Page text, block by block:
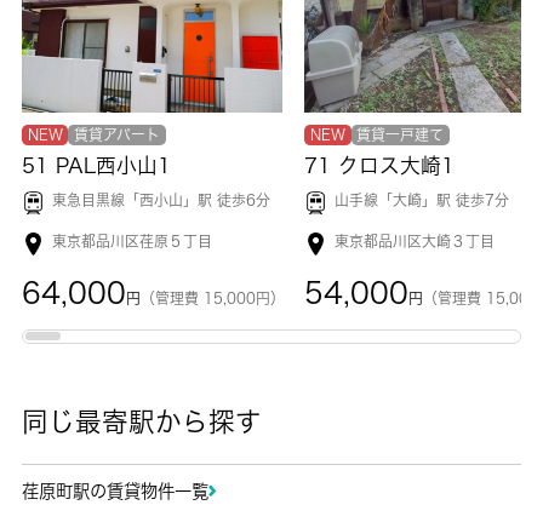
NEW 賃貸アパート
51 PAL西小山1
東急目黒線「 西小山 」駅 徒歩6分
東京都品川区荏原５丁目
64,000 円 （管理費 15,000円）
NEW 賃貸一戸建て
71 クロス大崎1
山手線「大崎 」駅 徒歩7分
東京都品川区大崎３丁目
54,000 円 （管理費 15,000
同じ最寄駅から探す
荏原町駅の賃貸物件一覧